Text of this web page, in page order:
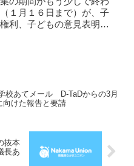
１月１６日まで）が、子
利、子どもの意見表明権
校あてメール D-TaDからの3月
向けた報告と要請
抜本
長あ